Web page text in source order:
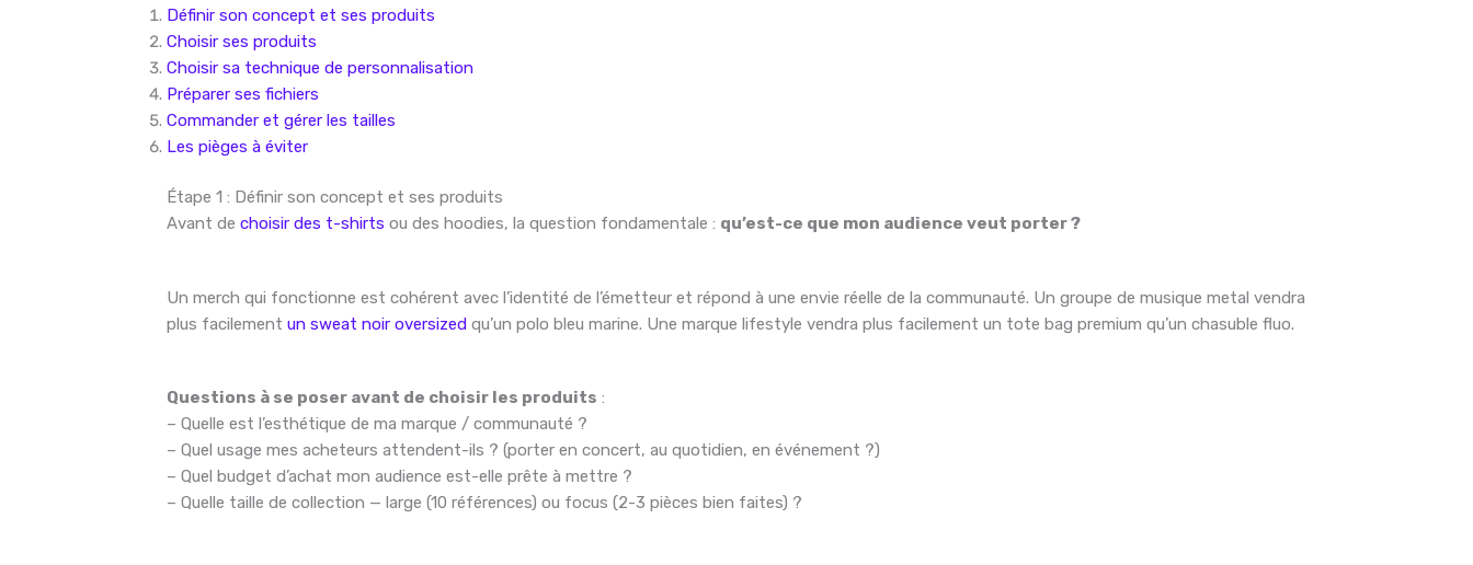
Définir son concept et ses produits
Choisir ses produits
Choisir sa technique de personnalisation
Préparer ses fichiers
Commander et gérer les tailles
Les pièges à éviter
Étape 1 : Définir son concept et ses produits
Avant dechoisir des t-shirts ou des hoodies, la question fondamentale : qu’est-ce que mon audience veut porter ?
Un merch qui fonctionne est cohérent avec l’identité de l’émetteur et répond à une envie réelle de la communauté. Un groupe de musique metal vendra
plus facilementun sweat noir oversized qu’un polo bleu marine. Une marque lifestyle vendra plus facilement un tote bag premium qu’un chasuble fluo.
Questions à se poser avant de choisir les produits :
– Quelle est l’esthétique de ma marque / communauté ?
– Quel usage mes acheteurs attendent-ils ? (porter en concert, au quotidien, en événement ?)
– Quel budget d’achat mon audience est-elle prête à mettre ?
– Quelle taille de collection — large (10 références) ou focus (2-3 pièces bien faites) ?